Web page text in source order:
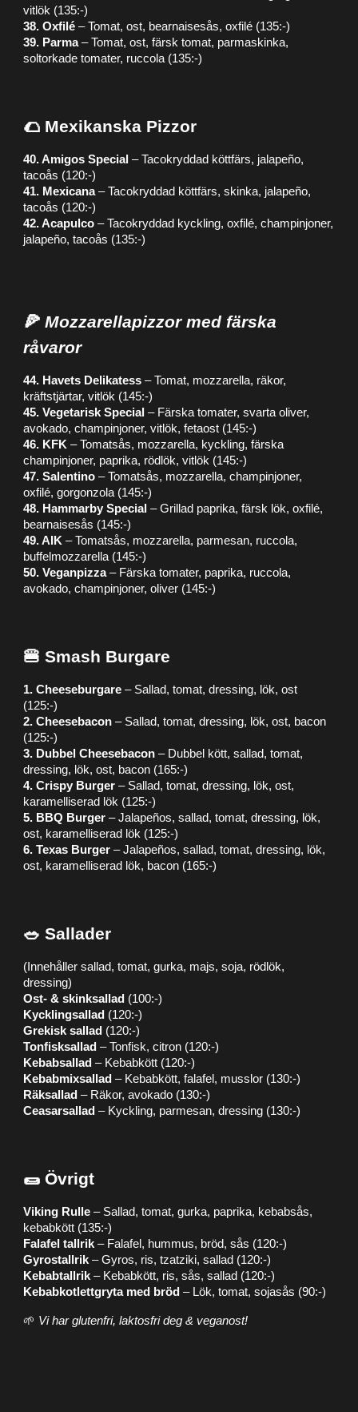
vitlök (135:-)
38. Oxfilé – Tomat, ost, bearnaisesås, oxfilé (135:-)
39. Parma– Tomat, ost, färsk tomat, parmaskinka,
soltorkade tomater, ruccola (135:-)
🌮 Mexikanska Pizzor
40. Amigos Special – Tacokryddad köttfärs, jalapeño,
tacoås (120:-)
41. Mexicana– Tacokryddad köttfärs, skinka, jalapeño,
tacoås (120:-)
42. Acapulco – Tacokryddad kyckling, oxfilé, champinjoner,
jalapeño, tacoås (135:-)
🍕Mozzarellapizzor med färska
råvaror
44. Havets Delikatess – Tomat, mozzarella, räkor,
kräftstjärtar, vitlök (145:-)
45. Vegetarisk Special – Färska tomater, svarta oliver,
avokado, champinjoner, vitlök, fetaost (145:-)
46. KFK – Tomatsås, mozzarella, kyckling, färska
champinjoner, paprika, rödlök, vitlök (145:-)
47. Salentino – Tomatsås, mozzarella, champinjoner,
oxfilé, gorgonzola (145:-)
48. Hammarby Special – Grillad paprika, färsk lök, oxfilé,
bearnaisesås (145:-)
49. AIK – Tomatsås, mozzarella, parmesan, ruccola,
buffelmozzarella (145:-)
50. Veganpizza– Färska tomater, paprika, ruccola,
avokado, champinjoner, oliver (145:-)
🍔 Smash Burgare
1. Cheeseburgare – Sallad, tomat, dressing, lök, ost
(125:-)
2. Cheesebacon – Sallad, tomat, dressing, lök, ost, bacon
(125:-)
3. Dubbel Cheesebacon – Dubbel kött, sallad, tomat,
dressing, lök, ost, bacon (165:-)
4. Crispy Burger – Sallad, tomat, dressing, lök, ost,
karamelliserad lök (125:-)
5. BBQ Burger – Jalapeños, sallad, tomat, dressing, lök,
ost, karamelliserad lök (125:-)
6. Texas Burger – Jalapeños, sallad, tomat, dressing, lök,
ost, karamelliserad lök, bacon (165:-)
🥗 Sallader
(Innehåller sallad, tomat, gurka, majs, soja, rödlök,
dressing)
Ost- & skinksallad (100:-)
Kycklingsallad (120:-)
Grekisk sallad (120:-)
Tonfisksallad – Tonfisk, citron (120:-)
Kebabsallad – Kebabkött (120:-)
Kebabmixsallad – Kebabkött, falafel, musslor (130:-)
Räksallad – Räkor, avokado (130:-)
Ceasarsallad – Kyckling, parmesan, dressing (130:-)
🌯 Övrigt
Viking Rulle – Sallad, tomat, gurka, paprika, kebabsås,
kebabkött (135:-)
Falafel tallrik – Falafel, hummus, bröd, sås (120:-)
Gyrostallrik – Gyros, ris, tzatziki, sallad (120:-)
Kebabtallrik – Kebabkött, ris, sås, sallad (120:-)
Kebabkotlettgryta med bröd – Lök, tomat, sojasås (90:-)
🌱 Vi har glutenfri, laktosfri deg & veganost!